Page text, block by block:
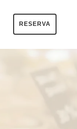
RESERVA